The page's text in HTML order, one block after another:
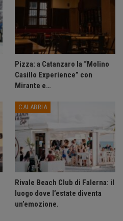
Pizza: a Catanzaro la “Molino
Casillo Experience” con
Mirante e…
CALABRIA
Rivale Beach Club di Falerna: il
luogo dove l’estate diventa
un’emozione.